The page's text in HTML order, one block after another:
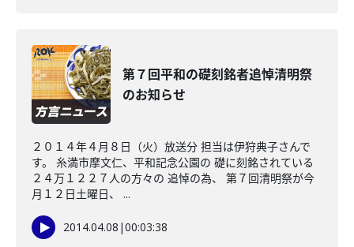
第７回平和の礎刻銘者追悼清明祭
のお知らせ
２０１４年４月８日（火）放送分 担当は伊狩典子さんで
す。 糸満市摩文仁、平和記念公園の 礎に刻銘されている
２４万１２２７人の方々の 追悼の為、 第７回清明祭が今
月１２日土曜日、 ...
2014.04.08 |00:03:38